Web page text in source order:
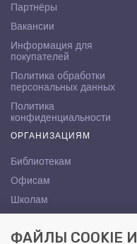
Партнёры
Вакансии
Информация для
покупателей
Политика обработки
персональных данных
Политика
конфиденциальности
ОРГАНИЗАЦИЯМ
Библиотекам
Офисам
Школам
КОНТАКТЫ
ФАЙЛЫ COOKIE И